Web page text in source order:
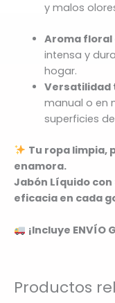
y malos
Aroma floral
intensa y
hogar.
Versatilidad
manual o en
superficies
Tu ropa limpia,
enamora.
Jabón Líquido
eficacia en cada
¡Incluye ENVÍO
Productos